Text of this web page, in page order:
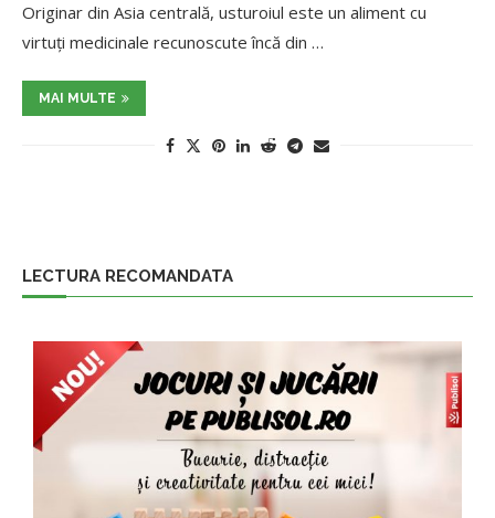
Originar din Asia centrală, usturoiul este un aliment cu
virtuți medicinale recunoscute încă din …
MAI MULTE
LECTURA RECOMANDATA